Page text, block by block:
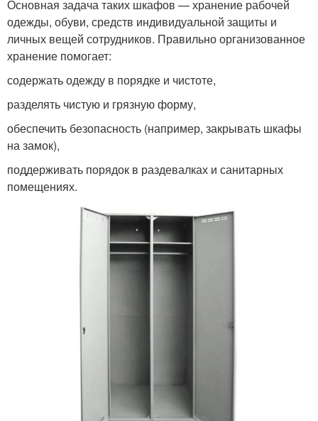
Основная задача таких шкафов — хранение рабочей
одежды, обуви, средств индивидуальной защиты и
личных вещей сотрудников. Правильно организованное
хранение помогает:
содержать одежду в порядке и чистоте,
разделять чистую и грязную форму,
обеспечить безопасность (например, закрывать шкафы
на замок),
поддерживать порядок в раздевалках и санитарных
помещениях.